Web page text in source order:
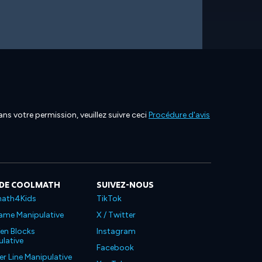
votre permission, veuillez suivre ceciProcédure d'avis
COOLMATH
Manipulative
Blocks
Line Manipulative
SUIVEZ-NOUS
TikTok
X / Twitter
Instagram
Facebook